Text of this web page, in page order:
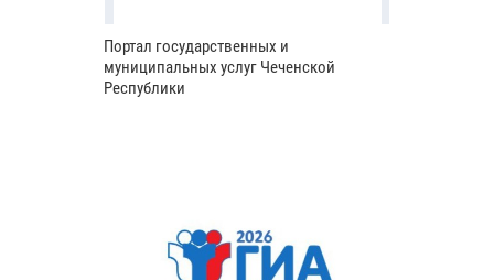
Портал государственных и
муниципальных услуг Чеченской
Республики